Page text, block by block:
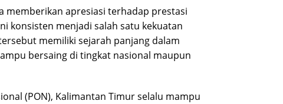
memberikan apresiasi terhadap prestasi
konsisten menjadi salah satu kekuatan
memiliki sejarah panjang dalam
bersaing di tingkat nasional maupun
(PON), Kalimantan Timur selalu mampu